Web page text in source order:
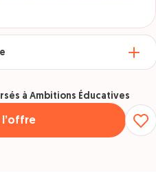
à Ambitions Éducatives